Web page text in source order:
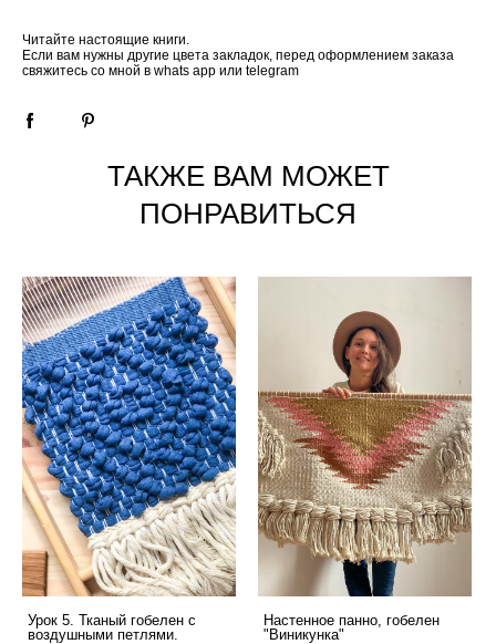
Читайте настоящие книги.
Если вам нужны другие цвета закладок, перед оформлением заказа
свяжитесь со мной в whats app или telegram
ТАКЖЕ ВАМ МОЖЕТ
ПОНРАВИТЬСЯ
Урок 5. Тканый гобелен с
воздушными петлями.
Настенное панно, гобелен
"Виникунка"